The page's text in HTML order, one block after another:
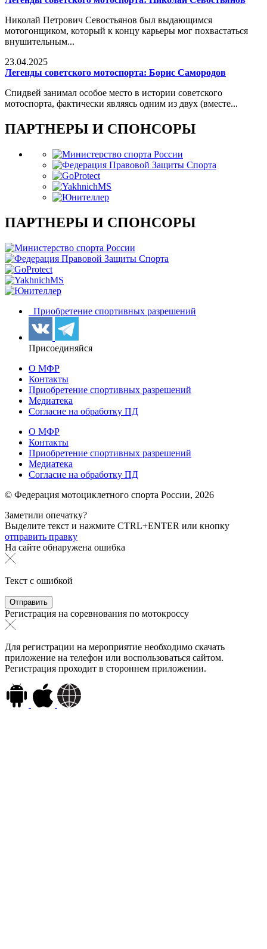
Николай Петрович Севостьянов был выдающимся
мотогонщиком, который к концу карьеры мог похвастаться
внушительным...
23.04.2025
Легенды советского мотоспорта: Борис Самородов
Спидвей занимал особое место в истории советского
мотоспорта, фактически являясь одним из двух (вместе...
ПАРТНЕРЫ И СПОНСОРЫ
ПАРТНЕРЫ И СПОНСОРЫ
Приобретение спортивных разрешений
Присоединяйся
О МФР
Контакты
Приобретение спортивных разрешений
Медиатека
Согласие на обработку ПД
О МФР
Контакты
Приобретение спортивных разрешений
Медиатека
Согласие на обработку ПД
© Федерация мотоциклетного спорта России, 2026
Заметили опечатку?
Выделите текст и нажмите CTRL+ENTER или кнопку
отправить правку
На сайте обнаружена ошибка
Текст с ошибкой
Регистрация на соревнования по мотокроссу
Для регистрации на мероприятие необходимо скачать
приложение на телефон или воспользоваться сайтом.
Регистрация проходит в стороннем приложении.